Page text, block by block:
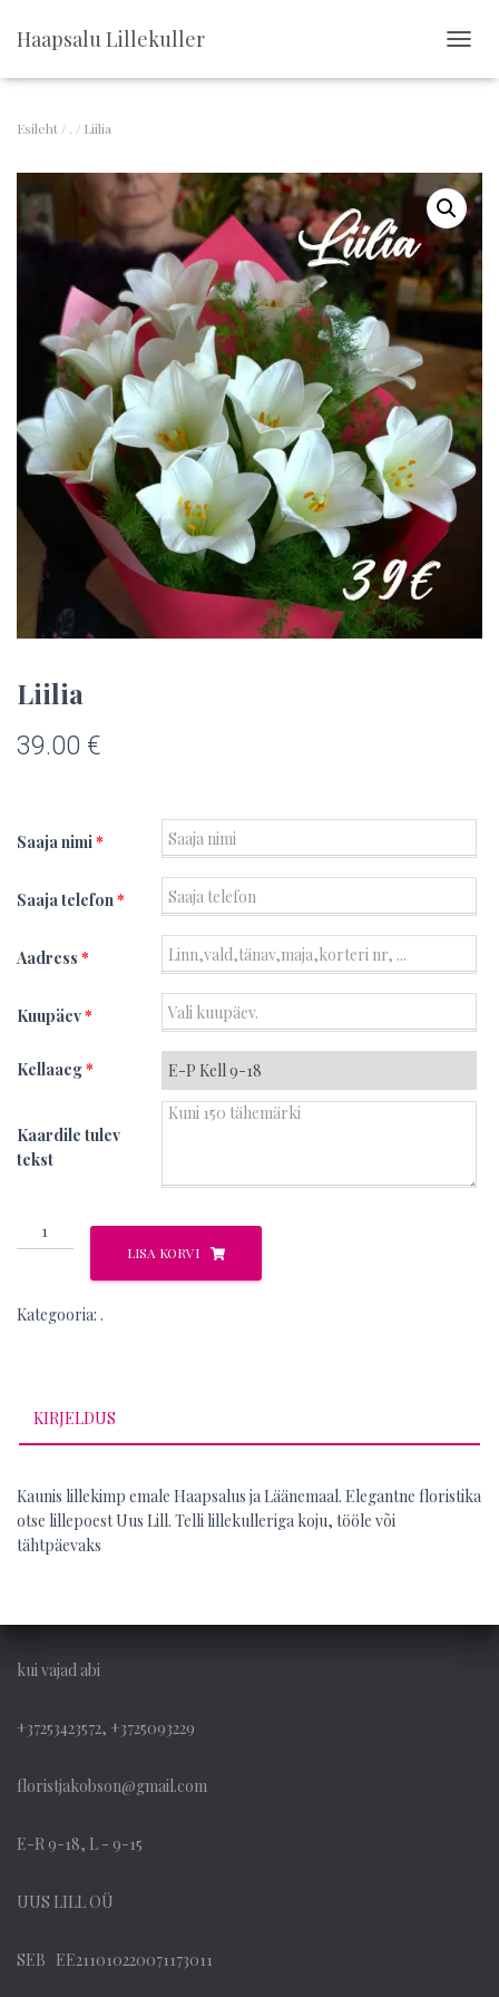
Haapsalu Lillekuller
O
N
A
V
I
G
A
T
O
Esileht / . / Liilia
Liilia
39.00 €
Saaja nimi*
Saaja telefon*
Aadress *
Kuupäev*
Kellaaeg*
Kaardile tulev
tekst
Liilia
kogus
LISA KORVI
Kategooria: .
KIRJELDUS
Kaunis lillekimp emale Haapsalus ja Läänemaal. Elegantne floristika
otse lillepoest Uus Lill. Telli lillekulleriga koju, tööle või
tähtpäevaks
kui vajad abi
+37253423572, +3725093229
floristjakobson@gmail.com
E-R 9-18, L - 9-15
UUS LILL OÜ
SEB EE211010220071173011